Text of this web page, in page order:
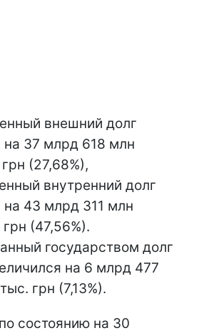
внешний долг
на 37 млрд 618 млн
(27,68%),
внутренний долг
на 43 млрд 311 млн
(47,56%).
государством долг
на 6 млрд 477
грн (7,13%).
состоянию на 30